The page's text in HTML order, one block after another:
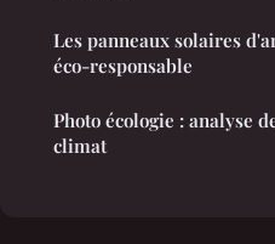
Les panneaux solaires
éco-responsable
Photo écologie : analyse
climat